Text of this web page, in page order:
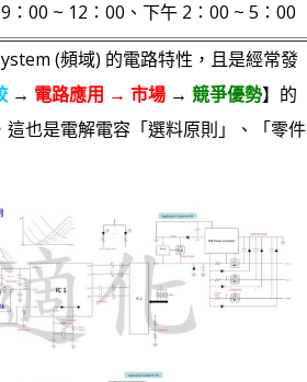
：00 ~ 12：00、下午 2：00 ~ 5：00
(頻域) 的電路特性，且是經常發
→ 電路應用 → 市場 → 競爭優勢】的
也是電解電容「選料原則」、「零件